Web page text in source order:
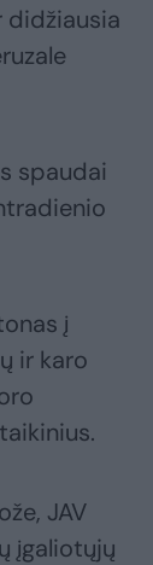
didžiausia
spaudai
į
ir karo
JAV
įgaliotųjų